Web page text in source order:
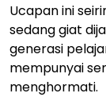
Ucapan ini
sedang giat
generasi
mempunyai
menghormati.